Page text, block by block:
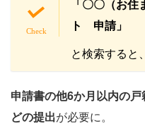
「〇〇（お
ト 申請」
と検索すると
申請書の他6か月以内の
どの提出が必要に。